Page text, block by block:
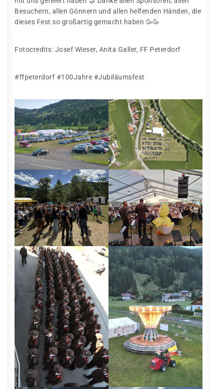
Besuchern, allen Gönnern und allen helfenden Händen, die
dieses Fest so großartig gemacht haben 🥳🥳
Fotocredits: Josef Wieser, Anita Galler, FF Peterdorf
#ffpeterdorf #100Jahre #Jubiläumsfest